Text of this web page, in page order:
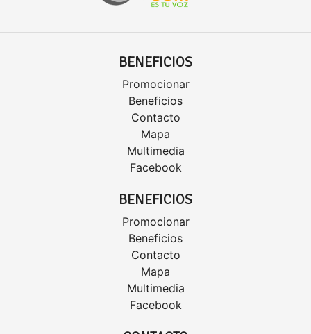
BENEFICIOS
Promocionar
Beneficios
Contacto
Mapa
Multimedia
Facebook
BENEFICIOS
Promocionar
Beneficios
Contacto
Mapa
Multimedia
Facebook